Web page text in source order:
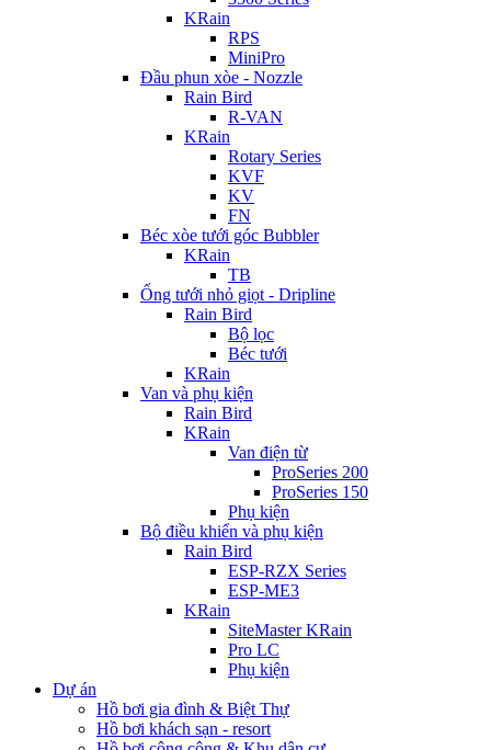
KRain
RPS
MiniPro
Đầu phun xòe - Nozzle
Rain Bird
R-VAN
KRain
Rotary Series
KVF
KV
FN
Béc xòe tưới góc Bubbler
KRain
TB
Ống tưới nhỏ giọt - Dripline
Rain Bird
Bộ lọc
Béc tưới
KRain
Van và phụ kiện
Rain Bird
KRain
Van điện từ
ProSeries 200
ProSeries 150
Phụ kiện
Bộ điều khiển và phụ kiện
Rain Bird
ESP-RZX Series
ESP-ME3
KRain
SiteMaster KRain
Pro LC
Phụ kiện
Dự án
Hồ bơi gia đình & Biệt Thự
Hồ bơi khách sạn - resort